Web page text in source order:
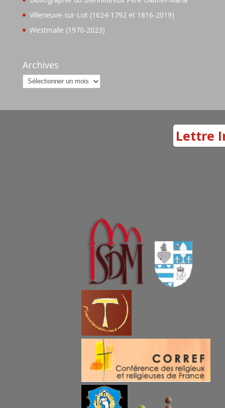
Villeneuve-sur-Lot (1624-1792 et 1816-2019)
Westmalle (1970-2023)
Archives
Archives
Lettre